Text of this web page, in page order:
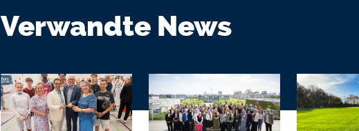
Verwandte News
Bildmedium
Bild Bildmedium
Bild Bildmedium
Bild